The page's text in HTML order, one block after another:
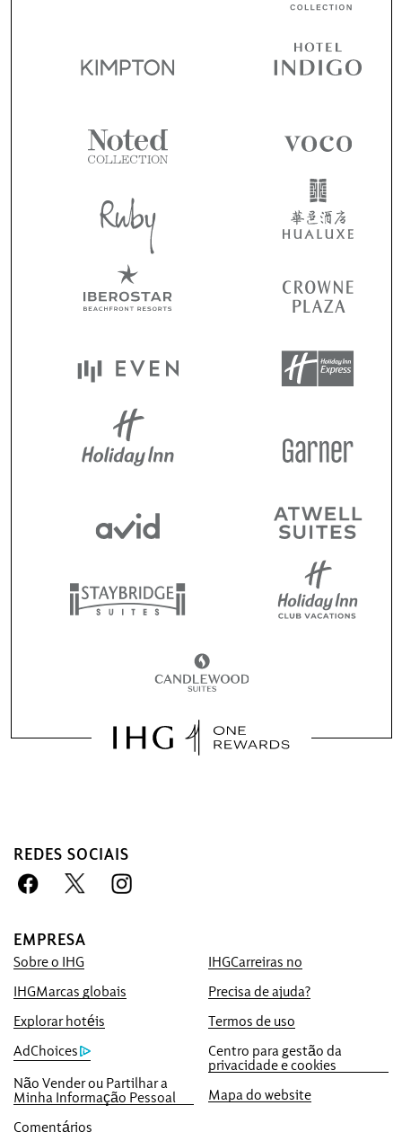
REDES SOCIAIS
EMPRESA
Sobre o IHG
IHGCarreiras no
IHGMarcas globais
Precisa de ajuda?
Explorar hotéis
Termos de uso
AdChoices
Centro para gestão da
privacidade e cookies
Não Vender ou Partilhar a
Minha Informação Pessoal
Mapa do website
Comentários
Faça a sua reserva connosco,
com vantagens
mais baixo ou iremos igualá-lo e dar-lhe
cinco vezes mais pontos IHG® One
Rewards, até um máximo de 40.000
pontos.
Garantia da reserva online
O seu quarto está garantido.
Sem taxas de reserva!
Não cobramos qualquer taxa de reserva